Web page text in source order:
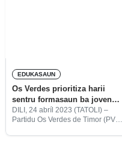
EDUKASAUN
Os Verdes prioritiza harii
sentru formasaun ba joven
dezempregu
DILI, 24 abríl 2023 (TATOLI) –
Partidu Os Verdes de Timor (PVT)